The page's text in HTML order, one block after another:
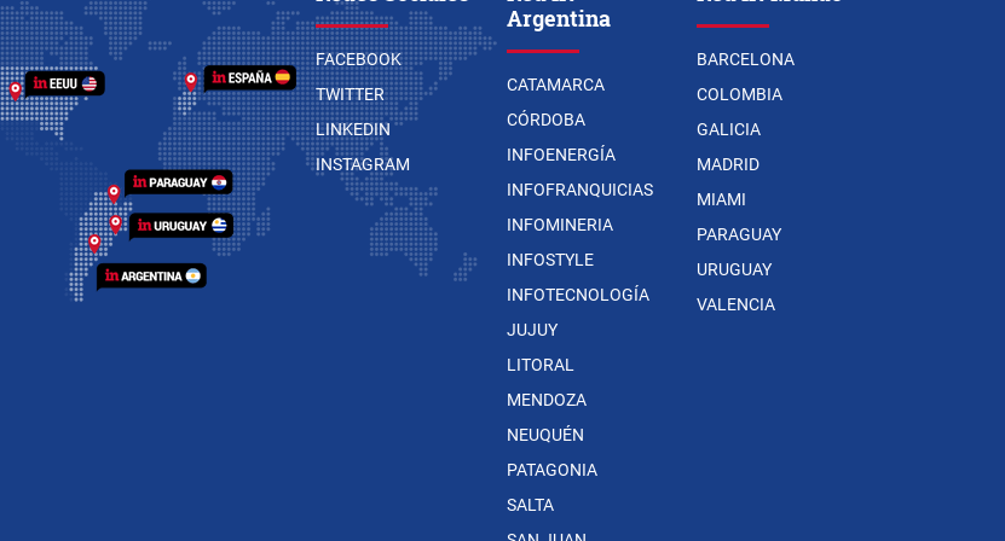
FACEBOOK
TWITTER
LINKEDIN
INSTAGRAM
Argentina
CATAMARCA
CÓRDOBA
INFOENERGÍA
INFOFRANQUICIAS
INFOMINERIA
INFOSTYLE
INFOTECNOLOGÍA
JUJUY
LITORAL
MENDOZA
NEUQUÉN
PATAGONIA
SALTA
BARCELONA
COLOMBIA
GALICIA
MADRID
MIAMI
PARAGUAY
URUGUAY
VALENCIA